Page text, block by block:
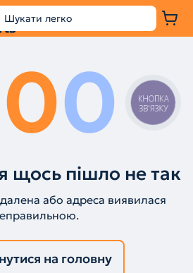
00
щось пішло не так
або адреса виявилася
на головну
КНОПКА
ЗВ'ЯЗКУ